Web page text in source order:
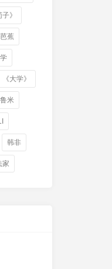
子》
蕉
《大学》
鲁米
韩非
家